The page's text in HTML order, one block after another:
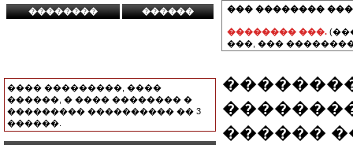
���� ���������, ����
������, � ���� �������� �
��������� ���������� �� 3
������.
��� ��������
�������� ���.
���, ���
������